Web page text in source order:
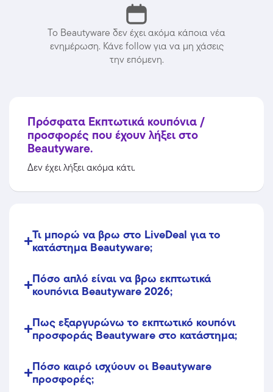
Το Beautyware δεν έχει ακόμα κάποια νέα
ενημέρωση. Κάνε follow για να μη χάσεις
την επόμενη.
Πρόσφατα Εκπτωτικά κουπόνια /
προσφορές που έχουν λήξει στο
Beautyware.
Δεν έχει λήξει ακόμα κάτι.
Τι μπορώ να βρω στο LiveDeal για το
κατάστημα Beautyware;
Πόσο απλό είναι να βρω εκπτωτικά
κουπόνια Beautyware 2026;
Πως εξαργυρώνω το εκπτωτικό κουπόνι
προσφοράς Beautyware στο κατάστημα;
Πόσο καιρό ισχύουν οι Beautyware
προσφορές;